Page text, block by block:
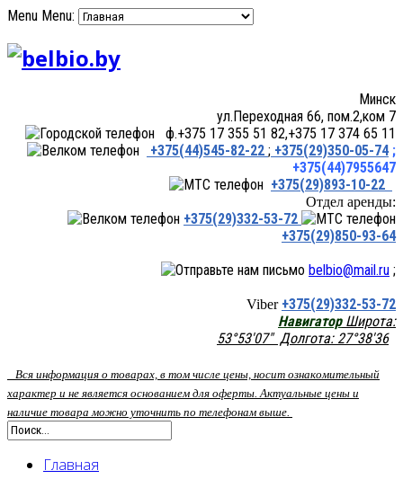
Menu Menu:
Минск
ул.Переходная 66, пом.2,ком 7
ф.+375 17 355 51 82,+375 17 374 65 11
+375(44)545-82-22 ; +375(29)350-05-74 ;
+375(44)7955647
+375(29)893-10-22
Отдел аренды:
+375(29)332-53-72
+375(29)850-93-64
belbio@mail.ru ;
Viber +375(29)332-53-72
НавигаторШирота:
53°53'07" Долгота: 27°38'36
Вся информация о товарах, в том числе цены, носит ознакомительный
характер и не является основанием для оферты. Актуальные цены и
наличие товара можно уточнить по телефонам выше.
Главная